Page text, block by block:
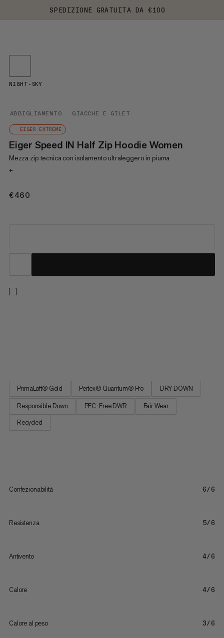
SPEDIZIONE GRATUITA DA €100
ABBIGLIAMENTO GIACCHE E GILET
EIGER EXTREME
Eiger Speed IN Half Zip Hoodie Women
Mezza zip tecnica con isolamento ultraleggero in piuma
+
€460
NIGHT-SKY
PrimaLoft® Gold Pertex® Quantum® Pro DRY DOWN
Responsible Down PFC-Free DWR
Fair Wear
Recycled
Confezionabilità 6/6
Resistenza 5/6
Antivento 4/6
Calore 4/6
Calore al peso 3/6